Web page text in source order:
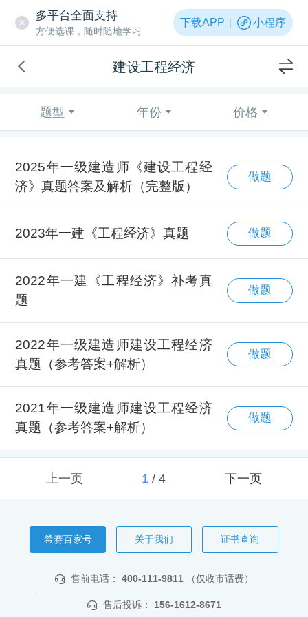
多平台全面支持
方便选课，随时随地学习
下载APP 小程序
建设工程经济
题型 年份 价格
2025年一级建造师《建设工程经
济》真题答案及解析（完整版）
做题
2023年一建《工程经济》真题 做题
2022年一建《工程经济》补考真
题
做题
2022年一级建造师建设工程经济
真题（参考答案+解析）
做题
2021年一级建造师建设工程经济
真题（参考答案+解析）
做题
上一页 1/ 4 下一页
希赛百家号 关于我们 证书查询
售前电话： 400-111-9811 （仅收市话费）
售后投诉： 156-1612-8671